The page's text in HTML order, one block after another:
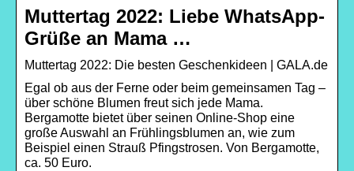
Muttertag 2022: Liebe WhatsApp-
Grüße an Mama …
Muttertag 2022: Die besten Geschenkideen | GALA.de
Egal ob aus der Ferne oder beim gemeinsamen Tag –
über schöne Blumen freut sich jede Mama.
Bergamotte bietet über seinen Online-Shop eine
große Auswahl an Frühlingsblumen an, wie zum
Beispiel einen Strauß Pfingstrosen. Von Bergamotte,
ca. 50 Euro.